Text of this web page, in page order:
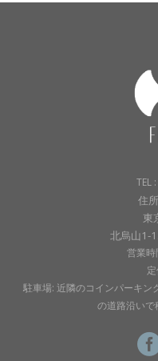
TEL
住
東
北烏山1-
営業
駐車場: 近隣のコインパーキン
の道路沿いで